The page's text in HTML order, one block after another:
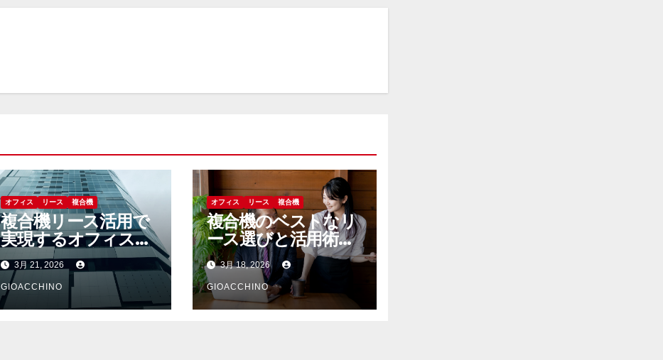
オフィス リース 複合機
複合機リース活用で
実現するオフィス業
務効率と経済的負担
軽減の秘訣
3月 21, 2026
GIOACCHINO
オフィス リース 複合機
複合機のベストなリ
ース選びと活用術導
入コストから業務効
率化まで
3月 18, 2026
GIOACCHINO